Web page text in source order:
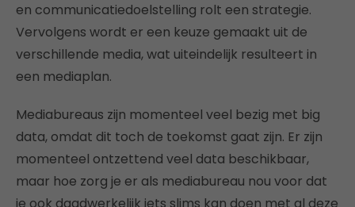
en communicatiedoelstelling rolt een strategie.
Vervolgens wordt er een keuze gemaakt uit de
verschillende media, wat uiteindelijk resulteert in
een mediaplan.
Mediabureaus zijn momenteel veel bezig met big
data, omdat dit toch de toekomst gaat zijn. Er zijn
momenteel ontzettend veel data beschikbaar,
maar hoe zorg je er als mediabureau nou voor dat